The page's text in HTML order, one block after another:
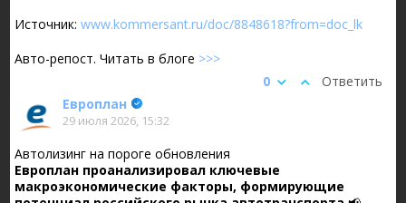
Источник:www.kommersant.ru/doc/8848618?from=doc_lk
Авто-репост. Читать в блоге >>>
Ответить
0
Европлан
29 июля 2026, 15:32
Автолизинг на пороге обновления
Европлан проанализировал ключевые
макроэкономические факторы, формирующие